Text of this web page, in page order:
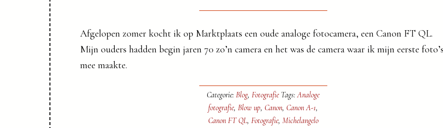
Afgelopen zomer kocht ik op Marktplaats een oude analoge fotocamera, een Canon FT QL.
Mijn ouders hadden begin jaren 70 zo’n camera en het was de camera waar ik mijn eerste
mee maakte.
Categorie: Blog, Fotografie Tags:Analoge
fotografie, Blow up, Canon, Canon A-1,
Canon FT QL, Fotografie, Michelangelo